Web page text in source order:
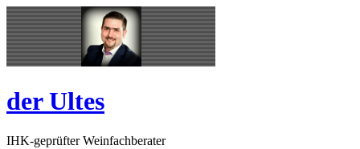
Skip
to
content
Open
Sidebar
der Ultes
IHK-geprüfter Weinfachberater